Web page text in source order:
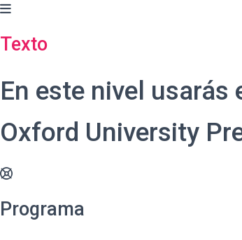
Texto
En este nivel
Oxford University
Programa